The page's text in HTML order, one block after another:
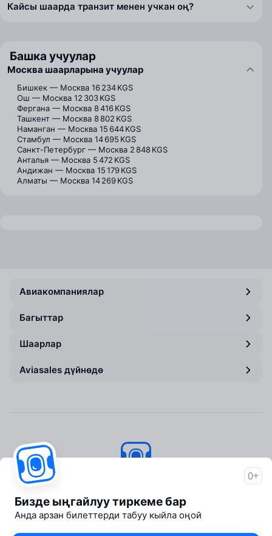
Кайсы шаарда транзит менен учкан оң?
Башка учуулар
Москва шаарларына учуулар
Бишкек — Москва 16 234 KGS
Ош — Москва 12 303 KGS
Фергана — Москва 8 416 KGS
Ташкент — Москва 8 802 KGS
Наманган — Москва 15 644 KGS
Стамбул — Москва 14 695 KGS
Санкт-Петербург — Москва 2 848 KGS
Анталья — Москва 5 472 KGS
Андижан — Москва 15 179 KGS
Алматы — Москва 14 269 KGS
Авиакомпаниялар
Багыттар
Шаарлар
Aviasales дүйнөдө
About Aviasales
Newsroom
0+
Бизде ыңгайлуу тиркеме бар
Анда арзан билеттерди табуу кыйла оңой